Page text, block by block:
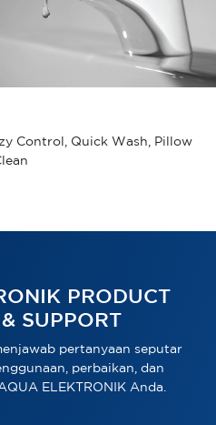
Control, Quick Wash, Pillow
PRODUCT
SUPPORT
pertanyaan seputar
perbaikan, dan
ELEKTRONIK Anda.